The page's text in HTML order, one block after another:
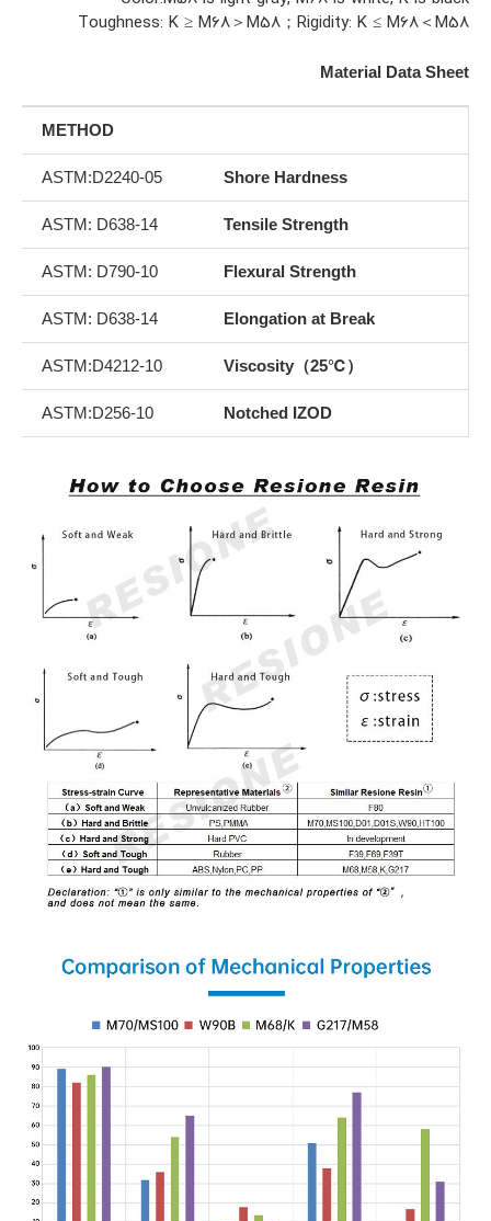
Toughness: K ≥ M68＞M58；Rigidity: K ≤ M68＜M58
Material Data Sheet
METHOD
Shore Hardness
ASTM:D2240-05
Tensile Strength
ASTM: D638-14
Flexural Strength
ASTM: D790-10
Elongation at Break
ASTM: D638-14
Viscosity（25℃）
ASTM:D4212-10
Notched IZOD
ASTM:D256-10